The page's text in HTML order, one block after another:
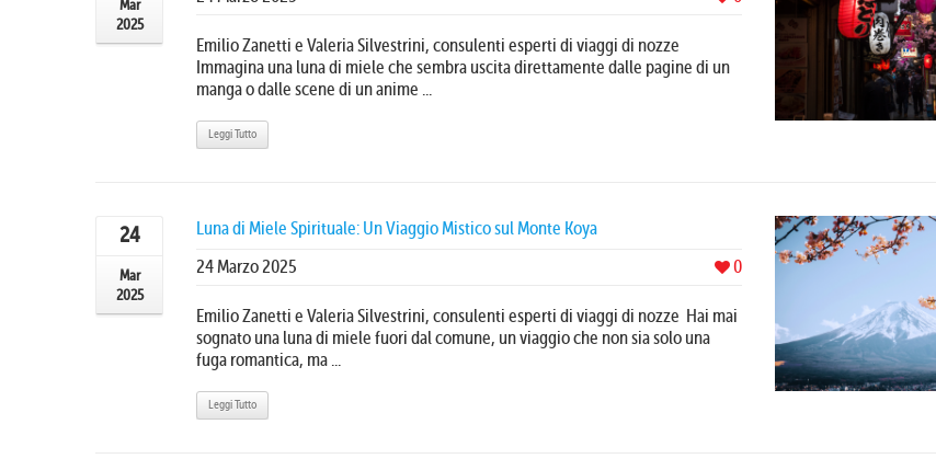
Mar
2025
Emilio Zanetti e Valeria Silvestrini, consulenti esperti di viaggi di nozze
Immagina una luna di miele che sembra uscita direttamente dalle pagine di un
manga o dalle scene di un anime ...
Leggi Tutto
24
Mar
2025
Luna di Miele Spirituale: Un Viaggio Mistico sul Monte Koya
0
24 Marzo 2025
Emilio Zanetti e Valeria Silvestrini, consulenti esperti di viaggi di nozze Hai mai
sognato una luna di miele fuori dal comune, un viaggio che non sia solo una
fuga romantica, ma ...
Leggi Tutto